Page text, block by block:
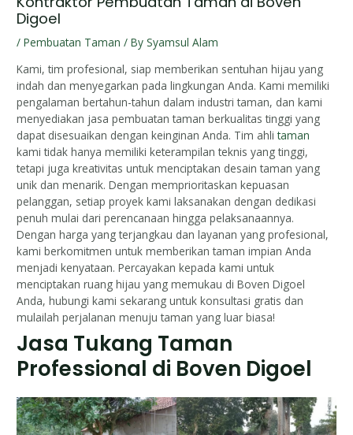
Digoel
/Pembuatan Taman / BySyamsul Alam
Kami, tim profesional, siap memberikan sentuhan hijau yang
indah dan menyegarkan pada lingkungan Anda. Kami memiliki
pengalaman bertahun-tahun dalam industri taman, dan kami
menyediakan jasa pembuatan taman berkualitas tinggi yang
dapat disesuaikan dengan keinginan Anda. Tim ahlitaman
kami tidak hanya memiliki keterampilan teknis yang tinggi,
tetapi juga kreativitas untuk menciptakan desain taman yang
unik dan menarik. Dengan memprioritaskan kepuasan
pelanggan, setiap proyek kami laksanakan dengan dedikasi
penuh mulai dari perencanaan hingga pelaksanaannya.
Dengan harga yang terjangkau dan layanan yang profesional,
kami berkomitmen untuk memberikan taman impian Anda
menjadi kenyataan. Percayakan kepada kami untuk
menciptakan ruang hijau yang memukau di Boven Digoel
Anda, hubungi kami sekarang untuk konsultasi gratis dan
mulailah perjalanan menuju taman yang luar biasa!
Jasa Tukang Taman
Professional di Boven Digoel